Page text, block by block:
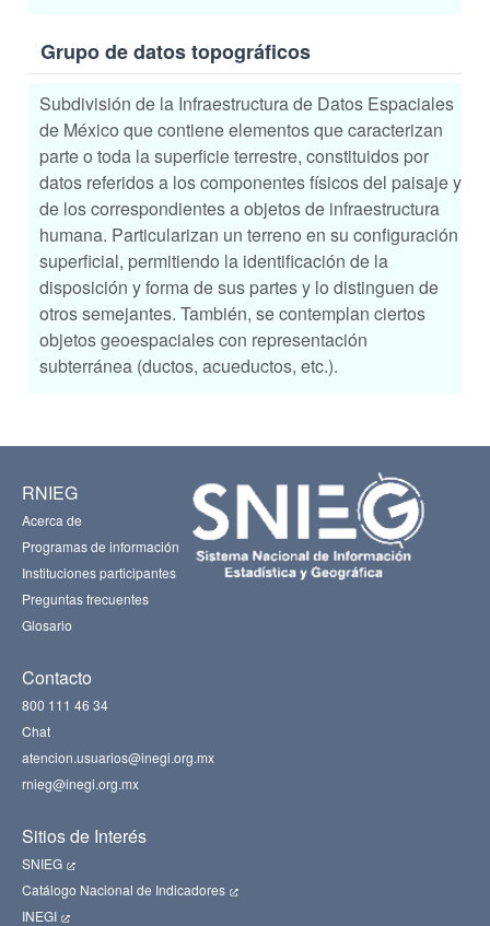
Grupo de datos topográficos
Subdivisión de la Infraestructura de Datos Espaciales
de México que contiene elementos que caracterizan
parte o toda la superficie terrestre, constituidos por
datos referidos a los componentes físicos del paisaje y
de los correspondientes a objetos de infraestructura
humana. Particularizan un terreno en su configuración
superficial, permitiendo la identificación de la
disposición y forma de sus partes y lo distinguen de
otros semejantes. También, se contemplan ciertos
objetos geoespaciales con representación
subterránea (ductos, acueductos, etc.).
RNIEG
Acerca de
Programas de información
Instituciones participantes
Preguntas frecuentes
Glosario
Contacto
800 111 46 34
Chat
atencion.usuarios@inegi.org.mx
rnieg@inegi.org.mx
Sitios de Interés
SNIEG
Catálogo Nacional de Indicadores
INEGI